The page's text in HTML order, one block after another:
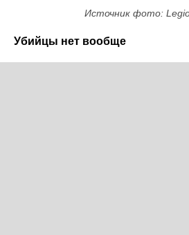
Источник фото:
Убийцы нет вообще